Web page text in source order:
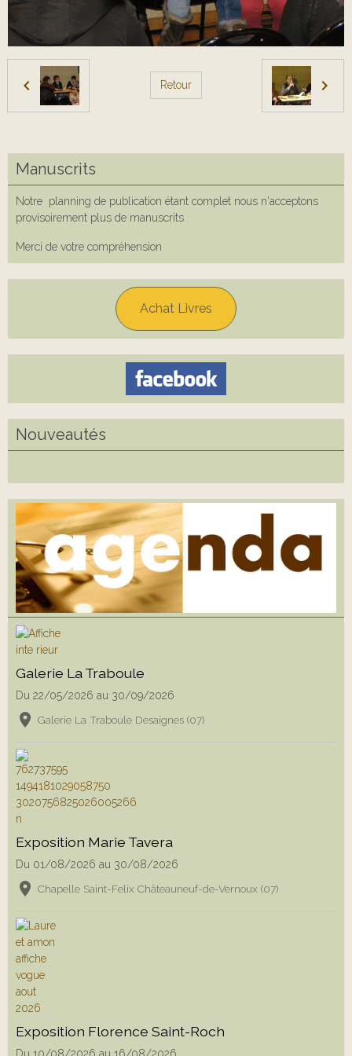
Retour
Manuscrits
Notre planning de publication étant complet nous n'acceptons
provisoirement plus de manuscrits
Merci de votre compréhension
Achat Livres
Nouveautés
Galerie La Traboule
Du 22/05/2026 au 30/09/2026
Galerie La Traboule Desaignes (07)
Exposition Marie Tavera
Du 01/08/2026 au 30/08/2026
Chapelle Saint-Felix Châteauneuf-de-Vernoux (07)
Exposition Florence Saint-Roch